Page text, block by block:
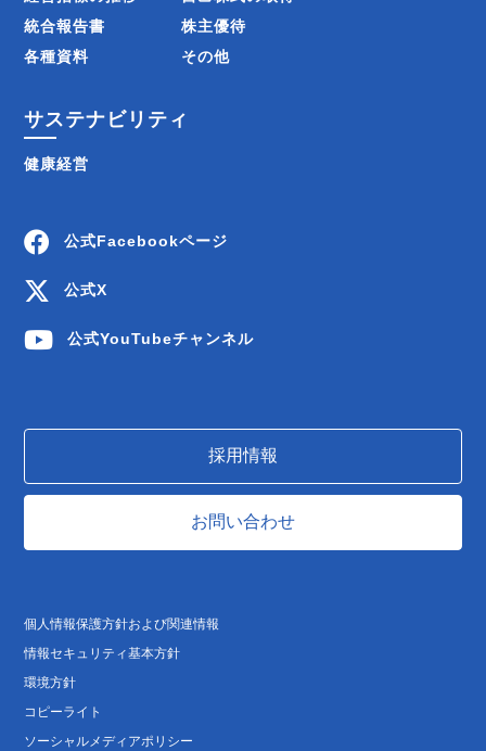
統合報告書
各種資料
株主優待
その他
サステナビリティ
健康経営
公式Facebookページ
公式X
公式YouTubeチャンネル
採用情報
お問い合わせ
個人情報保護方針および関連情報
情報セキュリティ基本方針
環境方針
コピーライト
ソーシャルメディアポリシー